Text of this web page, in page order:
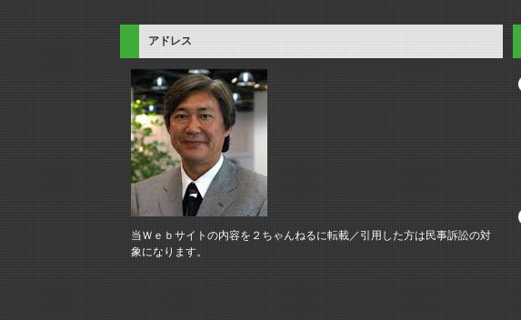
アドレス
当Ｗｅｂサイトの内容を２ちゃんねるに転載／引用した方は民事訴訟の対
象になります。